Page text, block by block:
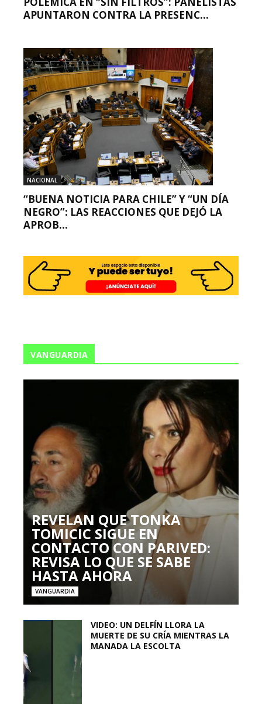
APUNTARON CONTRA LA PRESENC...
NACIONAL
“BUENA NOTICIA PARA CHILE” Y “UN DÍA
NEGRO”: LAS REACCIONES QUE DEJÓ LA
APROB...
VANGUARDIA
REVELAN QUE TONKA
TOMICIC SIGUE EN
CONTACTO CON PARIVED:
REVISA LO QUE SE SABE
HASTA AHORA
VANGUARDIA
VIDEO: UN DELFÍN LLORA LA
MUERTE DE SU CRÍA MIENTRAS LA
MANADA LA ESCOLTA